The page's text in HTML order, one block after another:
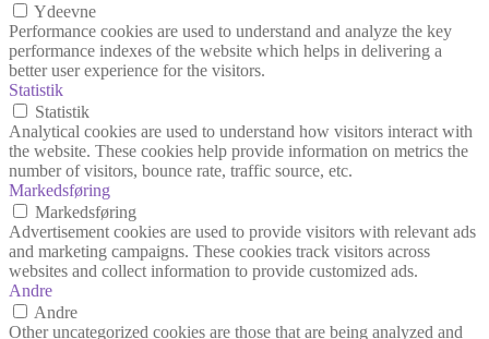
Ydeevne
Performance cookies are used to understand and analyze the key
performance indexes of the website which helps in delivering a
better user experience for the visitors.
Statistik
Statistik
Analytical cookies are used to understand how visitors interact with
the website. These cookies help provide information on metrics the
number of visitors, bounce rate, traffic source, etc.
Markedsføring
Markedsføring
Advertisement cookies are used to provide visitors with relevant ads
and marketing campaigns. These cookies track visitors across
websites and collect information to provide customized ads.
Andre
Andre
Other uncategorized cookies are those that are being analyzed and